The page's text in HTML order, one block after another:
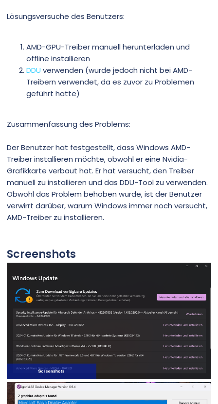
Lösungsversuche des Benutzers:
AMD-GPU-Treiber manuell herunterladen und
offline installieren
DDU verwenden (wurde jedoch nicht bei AMD-
Treibern verwendet, da es zuvor zu Problemen
geführt hatte)
Zusammenfassung des Problems:
Der Benutzer hat festgestellt, dass Windows AMD-
Treiber installieren möchte, obwohl er eine Nvidia-
Grafikkarte verbaut hat. Er hat versucht, den Treiber
manuell zu installieren und das DDU-Tool zu verwenden.
Obwohl das Problem behoben wurde, ist der Benutzer
verwirrt darüber, warum Windows immer noch versucht,
AMD-Treiber zu installieren.
Screenshots